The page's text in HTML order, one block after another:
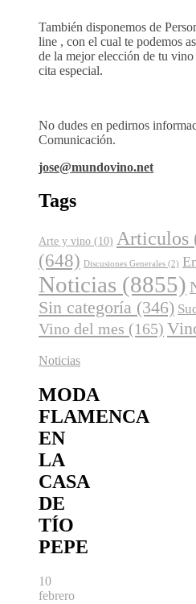
También disponemos de
line , con el cual te podemos
de la mejor elección de tu vino
cita especial.
No dudes en pedirnos
Comunicación.
jose@mundovino.net
Tags
Arte y vino (10) Articulos
(648) Discusiones Generales (2)
Noticias (8855)
Sin categoría (346)
Vino del mes (165)
Noticias
MODA
FLAMENCA
EN
LA
CASA
DE
TÍO
PEPE
10
febrero